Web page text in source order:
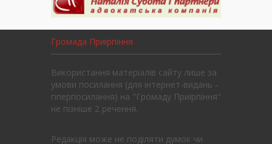
Громада Приірпіння
Використання матеріалів сайту лише за
умови посилання (для інтернет-видань -
гіперпосилання) на "Громаду Приірпіння"
не пізніше 2 речення.
Редакція може не поділяти думок чи